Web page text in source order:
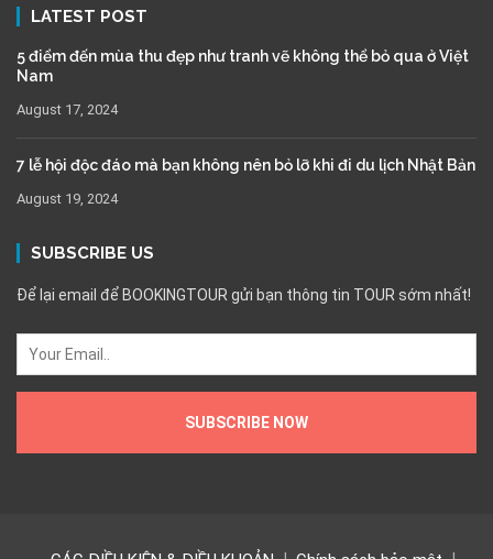
LATEST POST
5 điểm đến mùa thu đẹp như tranh vẽ không thể bỏ qua ở Việt
Nam
August 17, 2024
7 lễ hội độc đáo mà bạn không nên bỏ lỡ khi đi du lịch Nhật Bản
August 19, 2024
SUBSCRIBE US
Để lại email để BOOKINGTOUR gửi bạn thông tin TOUR sớm nhất!